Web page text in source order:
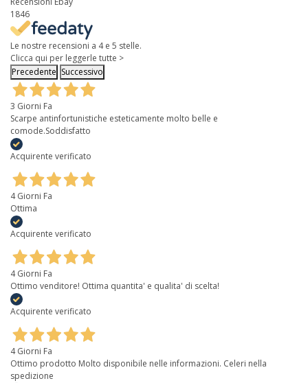
1846
Le nostre recensioni a 4 e 5 stelle.
Clicca qui per leggerle tutte >
Precedente Successivo
3 Giorni Fa
Scarpe antinfortunistiche esteticamente molto belle e
comode.Soddisfatto
Acquirente verificato
4 Giorni Fa
Ottima
Acquirente verificato
4 Giorni Fa
Ottimo venditore! Ottima quantita' e qualita' di scelta!
Acquirente verificato
4 Giorni Fa
Ottimo prodotto Molto disponibile nelle informazioni. Celeri nella
spedizione